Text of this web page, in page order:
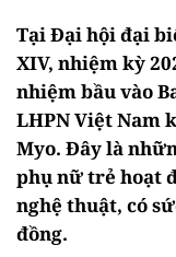
Tại Đại hội đại
XIV, nhiệm kỳ
nhiệm bầu vào
LHPN Việt Nam
Myo. Đây là
phụ nữ trẻ hoạt
nghệ thuật, có
đồng.